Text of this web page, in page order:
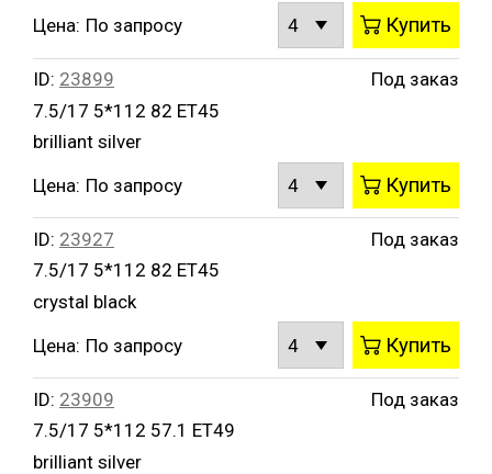
Цена: По запросу Купить
ID: 23899
7.5/17 5*112 82 ET45
brilliant silver
Под заказ
Цена: По запросу Купить
ID: 23927
7.5/17 5*112 82 ET45
crystal black
Под заказ
Цена: По запросу Купить
ID: 23909
7.5/17 5*112 57.1 ET49
brilliant silver
Под заказ